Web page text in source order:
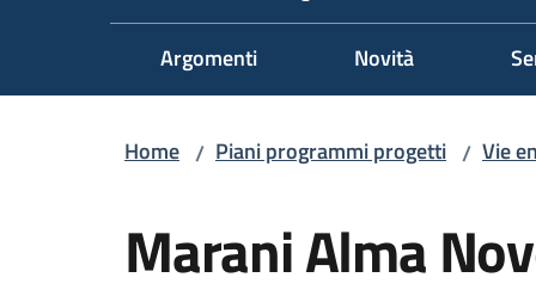
Argomenti Novità
Home / Piani programmi progetti / Vie
Marani Alma